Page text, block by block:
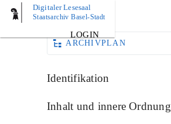
Digitaler Lesesaal
Staatsarchiv Basel-Stadt
LOGIN
BILD
ARCHIVPLAN
Identifikation
Inhalt und innere Ordnung